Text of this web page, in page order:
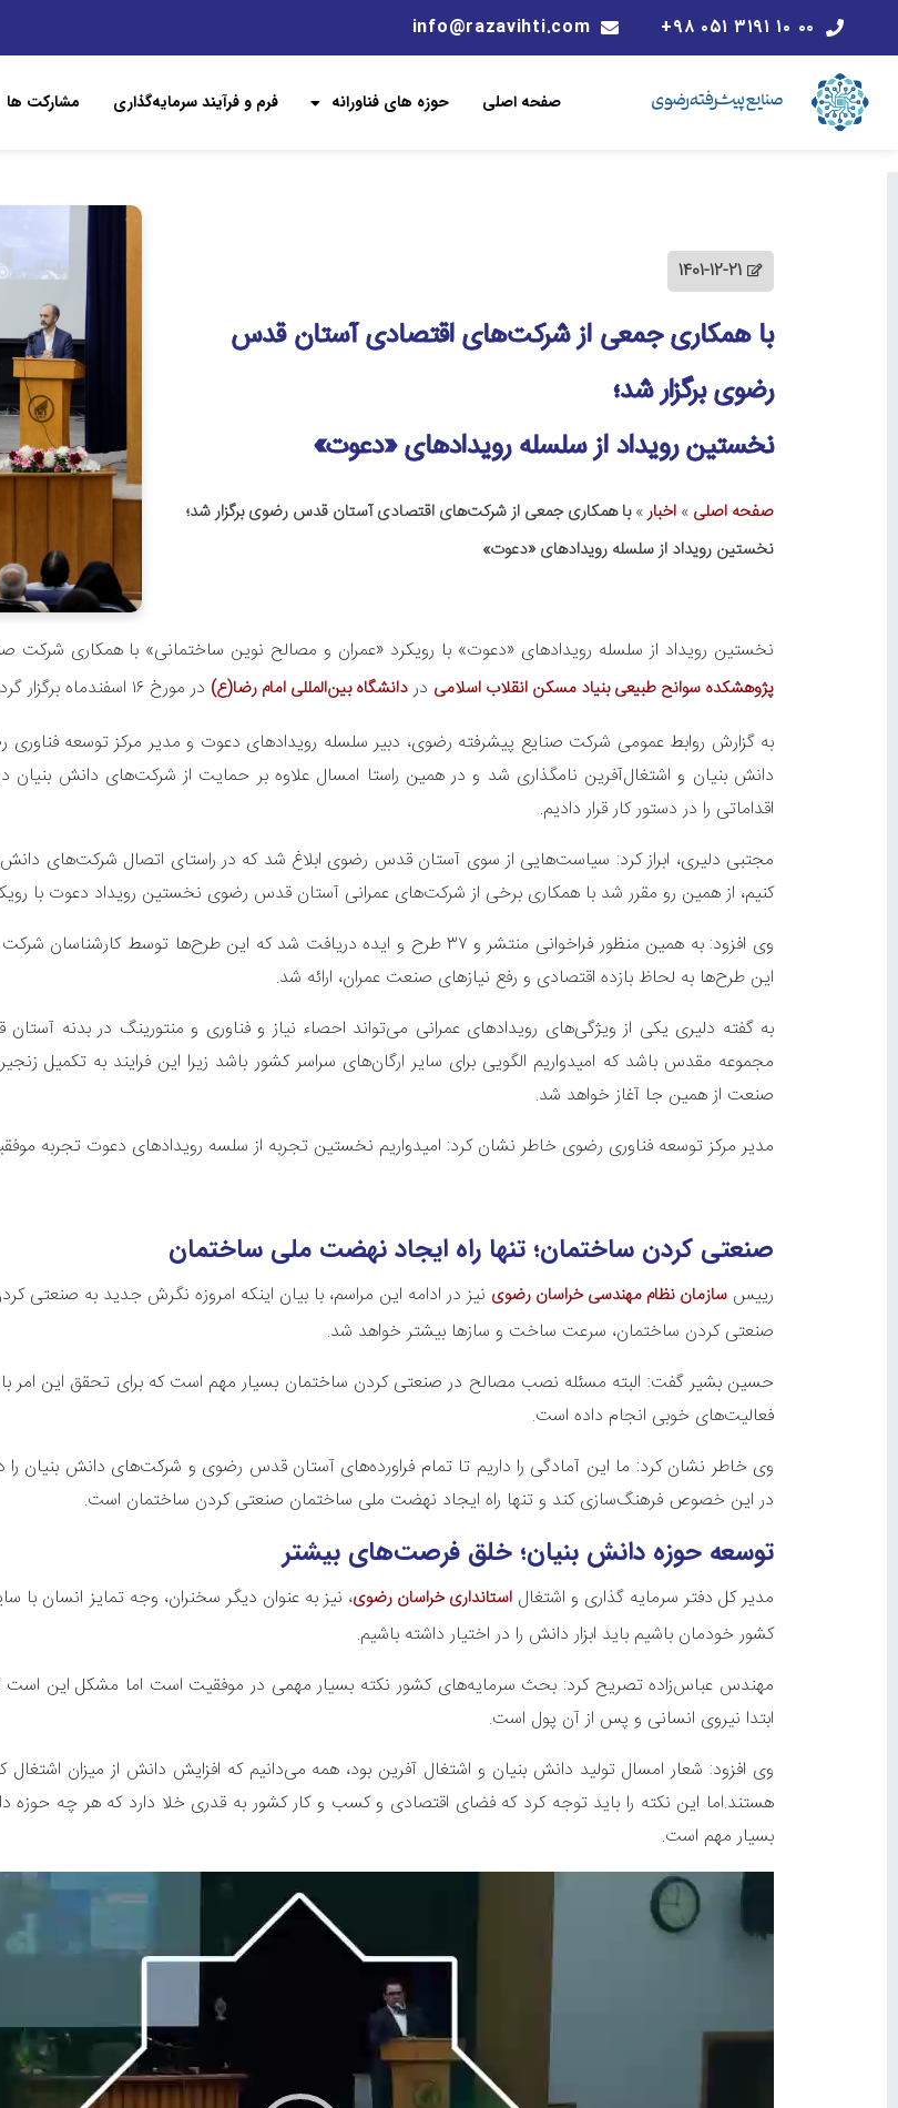
۰۰ ۱۰ ۳۱۹۱ ۰۵۱ ۹۸+ info@razavihti.com
صفحه اصلی حوزه های فناورانه فرم و فرآیند سرمایه‌گذاری مشارکت ها
1401-12-21
با همکاری جمعی از شرکت‌های اقتصادی آستان قدس
رضوی برگزار شد؛
نخستین رویداد از سلسله رویدادهای «دعوت»
صفحه اصلی » اخبار»با همکاری جمعی از شرکت‌های اقتصادی آستان قدس رضوی برگزار شد؛
نخستین رویداد از سلسله رویدادهای «دعوت»
نخستین رویداد از سلسله رویدادهای «دعوت» با رویکرد «عمران و مصالح نوین ساختمانی» با همکاری
پژوهشکده سوانح طبیعی بنیاد مسکن انقلاب اسلامی دردانشگاه بین‌المللی امام رضا(ع) در مورخ ۱۶ اسفندماه برگزار گردید.
دانش بنیان و اشتغال‌آفرین نامگذاری شد و در همین راستا امسال علاوه بر حمایت از شرکت‌های دانش
اقداماتی را در دستور کار قرار دادیم.
مجتبی دلیری، ابراز کرد: سیاست‌هایی از سوی آستان قدس رضوی ابلاغ شد که در راستای اتصال شرکت‌های
کنیم، از همین رو مقرر شد با همکاری برخی از شرکت‌های عمرانی آستان قدس رضوی نخستین رویداد دعوت با
این طرح‌ها به لحاظ بازده اقتصادی و رفع نیازهای صنعت عمران، ارائه شد.
به گفته دلیری یکی از ویژگی‌های رویدادهای عمرانی می‌تواند احصاء نیاز و فناوری و منتورینگ در بدنه
مجموعه مقدس باشد که امیدواریم الگویی برای سایر ارگان‌های سراسر کشور باشد زیرا این فرایند به
صنعت از همین جا آغاز خواهد شد.
مدیر مرکز توسعه فناوری رضوی خاطر نشان کرد: امیدواریم نخستین تجربه از سلسه رویدادهای دعوت تجربه
صنعتی کردن ساختمان؛ تنها راه ایجاد نهضت ملی ساختمان
رییس سازمان نظام مهندسی خراسان رضوی نیز در ادامه این مراسم، با بیان اینکه امروزه نگرش جدید به
صنعتی کردن ساختمان، سرعت ساخت و سازها بیشتر خواهد شد.
حسین بشیر گفت: البته مسئله نصب مصالح در صنعتی کردن ساختمان بسیار مهم است که برای تحقق این امر
فعالیت‌های خوبی انجام داده است.
وی خاطر نشان کرد: ما این آمادگی را داریم تا تمام فراورده‌های آستان قدس رضوی و شرکت‌های دانش بنیان
در این خصوص فرهنگ‌سازی کند و تنها راه ایجاد نهضت ملی ساختمان صنعتی کردن ساختمان است.
توسعه حوزه دانش بنیان؛ خلق فرصت‌های بیشتر
مدیر کل دفتر سرمایه گذاری و اشتغالاستانداری خراسان رضوی، نیز به عنوان دیگر سخنران، وجه تمایز انسان با
کشور خودمان باشیم باید ابزار دانش را در اختیار داشته باشیم.
مهندس عباس‌زاده تصریح کرد: بحث سرمایه‌های کشور نکته بسیار مهمی در موفقیت است اما مشکل این است
ابتدا نیروی انسانی و پس از آن پول است.
وی افزود: شعار امسال تولید دانش بنیان و اشتغال آفرین بود، همه می‌دانیم که افزایش دانش از میزان
هستند.اما این نکته را باید توجه کرد که فضای اقتصادی و کسب و کار کشور به قدری خلا دارد که هر چه
بسیار مهم است.
نمایشگر
ویدیو